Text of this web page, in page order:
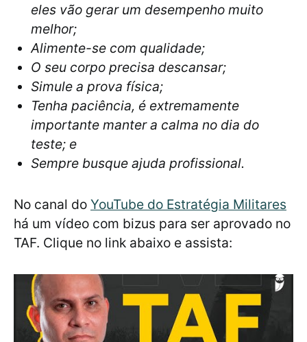
eles vão gerar um desempenho muito
melhor;
Alimente-se com qualidade;
O seu corpo precisa descansar;
Simule a prova física;
Tenha paciência, é extremamente
importante manter a calma no dia do
teste; e
Sempre busque ajuda profissional.
No canal do YouTube do Estratégia Militares
há um vídeo com bizus para ser aprovado no
TAF. Clique no link abaixo e assista: